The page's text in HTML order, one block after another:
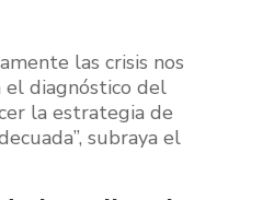
las crisis nos
diagnóstico del
la estrategia de
subraya el